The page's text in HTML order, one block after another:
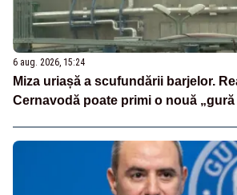
6 aug. 2026, 15:24
Miza uriașă a scufundării barjelor.
Cernavodă poate primi o nouă